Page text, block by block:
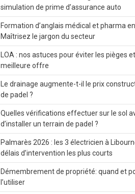
simulation de prime d’assurance auto
Formation d’anglais médical et pharma
Maîtrisez le jargon du secteur
LOA : nos astuces pour éviter les pièges
meilleure offre
Le drainage augmente-t-il le prix
de padel ?
Quelles vérifications effectuer sur le sol
d’installer un terrain de padel ?
Palmarès 2026 : les 3 électricien à
délais d’intervention les plus courts
Démembrement de propriété: quand et
l’utiliser